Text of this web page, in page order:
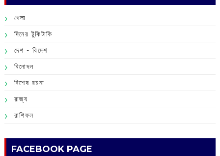
খেলা
দিনের টুকিটাকি
দেশ - বিদেশ
বিনোদন
বিশেষ রচনা
রাজ্য
রাশিফল
FACEBOOK PAGE